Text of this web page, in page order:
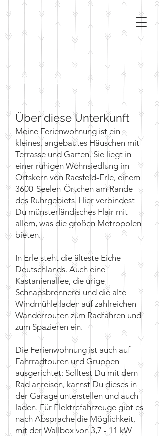
meine
FERIENWOHNUNG
Über diese Unterkunft
Meine Ferienwohnung ist ein
kleines, angebautes Häuschen mit
Terrasse und Garten. Sie liegt in
einer ruhigen Wohnsiedlung im
Ortskern von Raesfeld-Erle, einem
3600-Seelen-Örtchen am Rande
des Ruhrgebiets. Hier verbindest
Du münsterländisches Flair mit
allem, was die großen Metropolen
bieten.
In Erle steht die älteste Eiche
Deutschlands. Auch eine
Kastanienallee, die urige
Schnapsbrennerei und die alte
Windmühle laden auf zahlreichen
Wanderrouten zum Radfahren und
zum Spazieren ein.
Die Ferienwohnung ist auch auf
Fahrradtouren und Gruppen
ausgerichtet: Solltest Du mit dem
Rad anreisen, kannst Du dieses in
der Garage unterstellen und auch
laden. Für Elektrofahrzeuge gibt es
nach Absprache die Möglichkeit,
mit der Wallbox von 3,7 - 11 kW